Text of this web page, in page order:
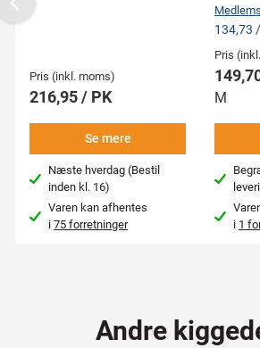
Pris (inkl. moms)
216,95 / PK
Se mere
Næste hverdag (Bestil
inden kl. 16)
Varen kan afhentes
i75 forretninger
134,73
Pris
M
i 1
Previous
Andre